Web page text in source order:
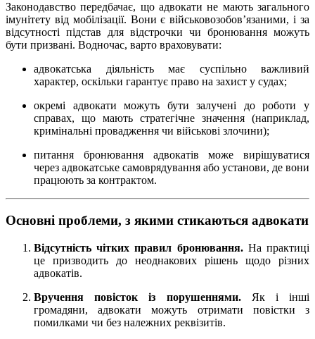
Законодавство передбачає, що адвокати не мають загального
імунітету від мобілізації. Вони є військовозобов’язаними, і за
відсутності підстав для відстрочки чи бронювання можуть
бути призвані. Водночас, варто враховувати:
адвокатська діяльність має суспільно важливий
характер, оскільки гарантує право на захист у судах;
окремі адвокати можуть бути залучені до роботи у
справах, що мають стратегічне значення (наприклад,
кримінальні провадження чи військові злочини);
питання бронювання адвокатів може вирішуватися
через адвокатське самоврядування або установи, де вони
працюють за контрактом.
Основні проблеми, з якими стикаються адвокати
Відсутність чітких правил бронювання.На практиці
це призводить до неоднакових рішень щодо різних
адвокатів.
Вручення повісток із порушеннями.Як і інші
громадяни, адвокати можуть отримати повістки з
помилками чи без належних реквізитів.